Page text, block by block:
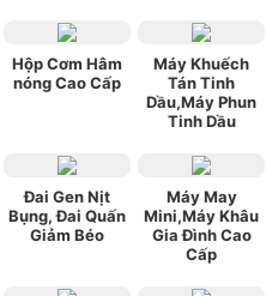
Hộp Cơm Hâm
nóng Cao Cấp
Máy Khuếch
Tán Tinh
Dầu,Máy Phun
Tinh Dầu
Đai Gen Nịt
Bụng, Đai Quấn
Giảm Béo
Máy May
Mini,Máy Khâu
Gia Đình Cao
Cấp